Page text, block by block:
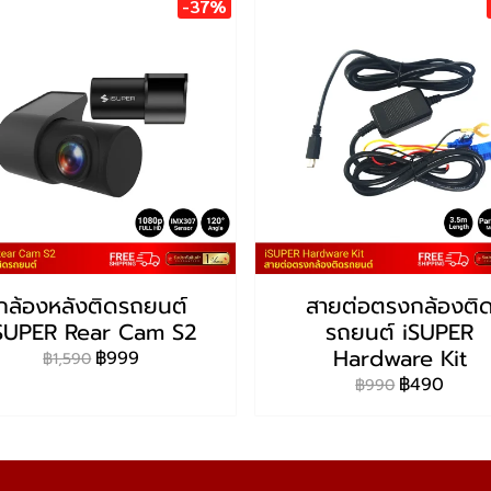
-37%
ล้องหลังติดรถยนต์
Rear Cam S2
฿1,590 ฿999
สายต่อตรงกล้องติ
รถยนต์ iSUPER
Hardware Kit
฿990 ฿490